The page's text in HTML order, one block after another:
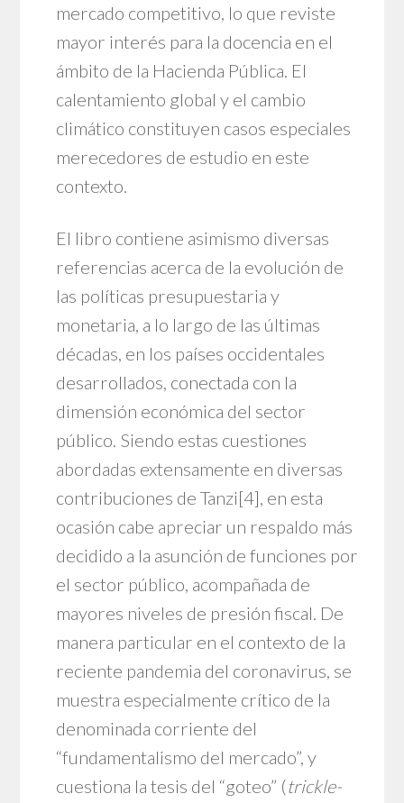
mercado competitivo, lo que reviste
mayor interés para la docencia en el
ámbito de la Hacienda Pública. El
calentamiento global y el cambio
climático constituyen casos especiales
merecedores de estudio en este
contexto.
El libro contiene asimismo diversas
referencias acerca de la evolución de
las políticas presupuestaria y
monetaria, a lo largo de las últimas
décadas, en los países occidentales
desarrollados, conectada con la
dimensión económica del sector
público. Siendo estas cuestiones
abordadas extensamente en diversas
contribuciones de Tanzi[4], en esta
ocasión cabe apreciar un respaldo más
decidido a la asunción de funciones por
el sector público, acompañada de
mayores niveles de presión fiscal. De
manera particular en el contexto de la
reciente pandemia del coronavirus, se
muestra especialmente crítico de la
denominada corriente del
“fundamentalismo del mercado”, y
cuestiona la tesis del “goteo” (trickle-